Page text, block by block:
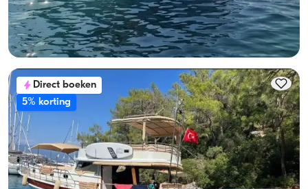
Laagste
28.800 TL
Beschikbaarheid & prijs bekijken
Direct boeken
5% korting